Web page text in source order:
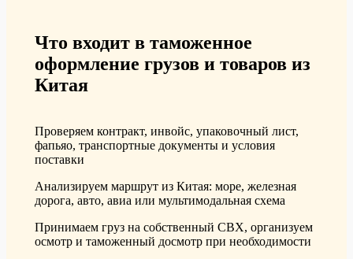
Что входит в таможенное
оформление грузов и товаров из
Китая
Проверяем контракт, инвойс, упаковочный лист,
фапьяо, транспортные документы и условия
поставки
Анализируем маршрут из Китая: море, железная
дорога, авто, авиа или мультимодальная схема
Принимаем груз на собственный СВХ, организуем
осмотр и таможенный досмотр при необходимости